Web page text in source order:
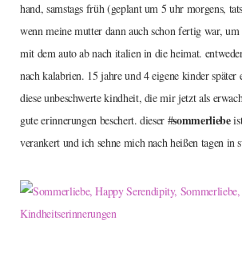
hand, samstags früh (geplant um 5 uhr morgens,
wenn meine mutter dann auch schon fertig war,
mit dem auto ab nach italien in die heimat.
nach kalabrien. 15 jahre und 4 eigene kinder
diese unbeschwerte kindheit, die mir jetzt als
gute erinnerungen beschert. dieser #sommerliebe
verankert und ich sehne mich nach heißen tagen in